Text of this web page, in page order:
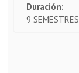
Duración:
9 SEMESTRES